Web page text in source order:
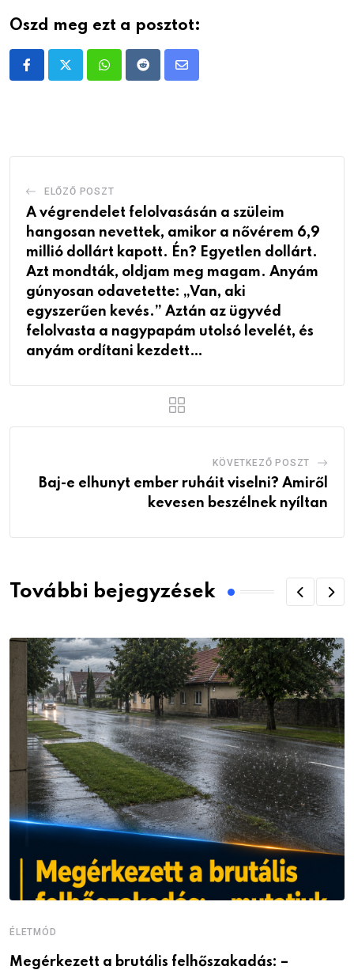
Oszd meg ezt a posztot:
WhatsappRedditShare
ELŐZŐ POSZT
A végrendelet felolvasásán a szüleim
hangosan nevettek, amikor a nővérem 6,9
millió dollárt kapott. Én? Egyetlen dollárt.
Azt mondták, oldjam meg magam. Anyám
gúnyosan odavetette: „Van, aki
egyszerűen kevés.” Aztán az ügyvéd
felolvasta a nagypapám utolsó levelét, és
anyám ordítani kezdett…
KÖVETKEZŐ POSZT
Baj-e elhunyt ember ruháit viselni? Amiről
kevesen beszélnek nyíltan
További bejegyzések
ÉLETMÓD
Megérkezett a brutális felhőszakadás: –